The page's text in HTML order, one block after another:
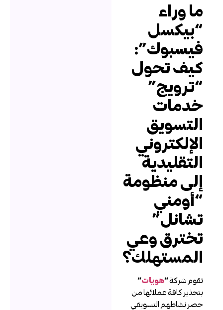
ما وراء
“بيكسل
فيسبوك”:
كيف تحول
“ترويج”
خدمات
التسويق
الإلكتروني
التقليدية
إلى منظومة
“أومني
تشانل”
تخترق وعي
المستهلك؟
تقوم شركة “هويات“
بتحذير كافة عملائها من
حصر نشاطهم التسويقي